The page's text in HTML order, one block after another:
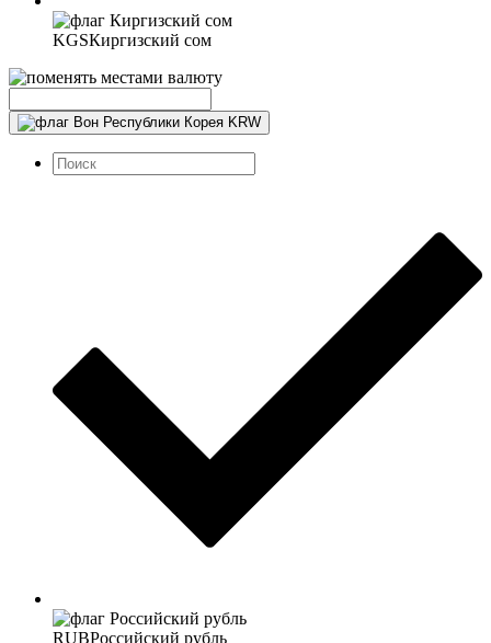
KGSКиргизский сом
KRW
RUBРоссийский рубль